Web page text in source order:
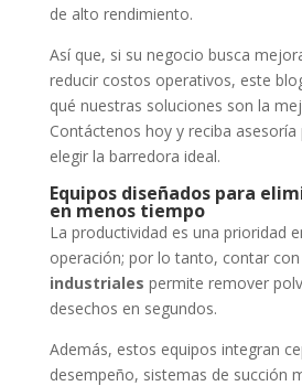
de alto rendimiento.
Así que, si su negocio busca
reducir costos operativos, este
qué nuestras soluciones son la
Contáctenos hoy y reciba asesoría
elegir la barredora ideal.
Equipos diseñados para
en menos tiempo
La productividad es una prioridad
operación; por lo tanto, contar con
industriales permite remover
desechos en segundos.
Además, estos equipos integran
desempeño, sistemas de succión